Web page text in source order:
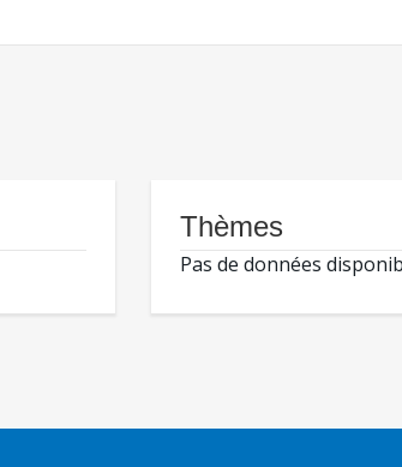
Thèmes
Pas de données